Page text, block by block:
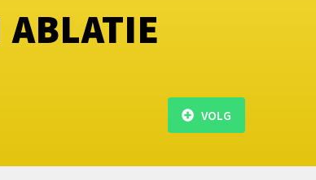
VOLG